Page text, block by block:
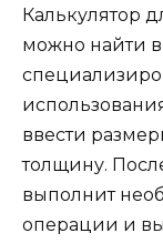
Калькулятор
можно найти
ввести
толщину.
выполнит
операции и